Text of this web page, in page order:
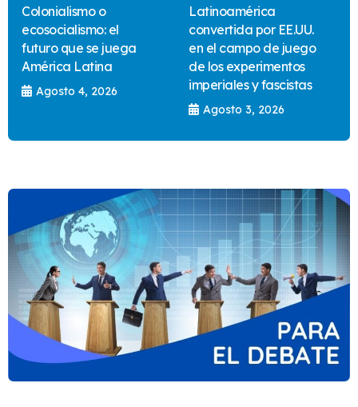
Colonialismo o
ecosocialismo: el
futuro que se juega
América Latina
Agosto 4, 2026
Latinoamérica
convertida por EE.UU.
en el campo de juego
de los experimentos
imperiales y fascistas
Agosto 3, 2026